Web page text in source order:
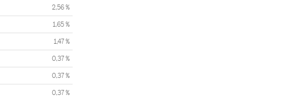
2,56 %
1,65 %
1,47 %
0,37 %
0,37 %
0,37 %